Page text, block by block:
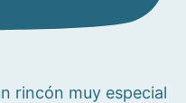
rincón muy especial